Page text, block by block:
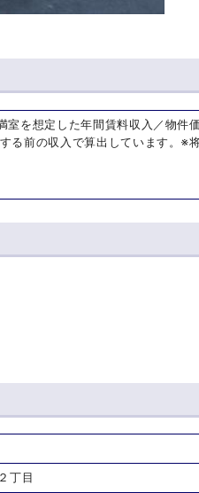
室を想定した年間賃料収入／物
る前の収入で算出しています。※
丁目